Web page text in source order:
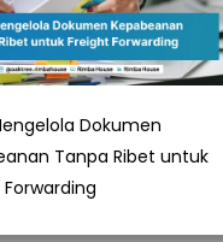
Dokumen
Tanpa Ribet untuk